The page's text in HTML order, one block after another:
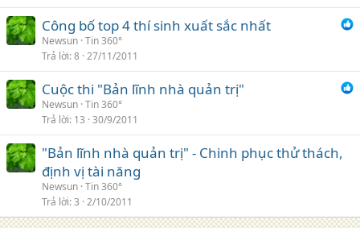
Công bố top 4 thí sinh xuất sắc nhất
Newsun Tin 360°
Trả lời 8 27/11/2011
Cuộc thi "Bản lĩnh nhà quản trị"
Newsun Tin 360°
Trả lời 13 30/9/2011
"Bản lĩnh nhà quản trị" - Chinh phục thử thách,
định vị tài năng
Newsun Tin 360°
Trả lời 3 2/10/2011